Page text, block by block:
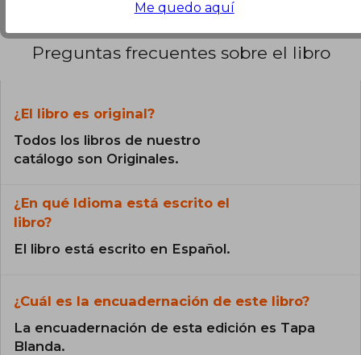
Preguntas frecuentes sobre el libro
¿El libro es original?
Todos los libros de nuestro
catálogo son Originales.
¿En qué Idioma está escrito el
libro?
El libro está escrito en Español.
¿Cuál es la encuadernación de este libro?
La encuadernación de esta edición es Tapa
Blanda.
Me quedo aquí